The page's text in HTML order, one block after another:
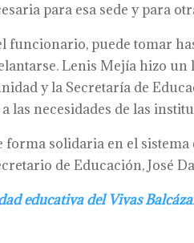
para esa sede y para
funcionario, puede tomar
Lenis Mejía hizo
y la Secretaría de
las necesidades de las
forma solidaria en el
de Educación, José
educativa del Vivas